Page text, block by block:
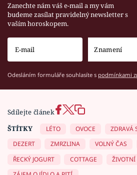
Zanechte nám váš e-mail a my vám
budeme zasílat pravidelný newsletter s
vaším horoskopem.
Odesláním formuláře souhlasíte s podmínkami
Sdílejte článek
ŠTÍTKY
LÉTO OVOCE ZDRAVÁ
DEZERT
ZMRZLINA VOLNÝ ČAS
ŘECKÝ JOGURT
COTTAGE
ŽIVOTNÍ